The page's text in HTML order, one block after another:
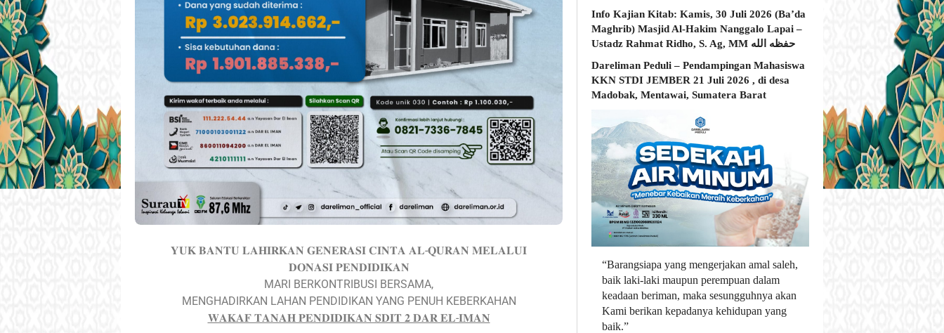
𝐘𝐔𝐊 𝐁𝐀𝐍𝐓𝐔 𝐋𝐀𝐇𝐈𝐑𝐊𝐀𝐍 𝐆𝐄𝐍𝐄𝐑𝐀𝐒𝐈 𝐂𝐈𝐍𝐓𝐀 𝐀𝐋-𝐐𝐔𝐑𝐀𝐍 𝐌𝐄𝐋𝐀𝐋𝐔𝐈
𝐃𝐎𝐍𝐀𝐒𝐈 𝐏𝐄𝐍𝐃𝐈𝐃𝐈𝐊𝐀𝐍
MARI BERKONTRIBUSI BERSAMA,
MENGHADIRKAN LAHAN PENDIDIKAN YANG PENUH KEBERKAHAN
𝐖𝐀𝐊𝐀𝐅 𝐓𝐀𝐍𝐀𝐇 𝐏𝐄𝐍𝐃𝐈𝐃𝐈𝐊𝐀𝐍 𝐒𝐃𝐈𝐓 𝟐 𝐃𝐀𝐑 𝐄𝐋-𝐈𝐌𝐀𝐍
Info Kajian Kitab: Kamis, 30 Juli 2026 (Ba’da
Maghrib) Masjid Al-Hakim Nanggalo Lapai –
Ustadz Rahmat Ridho, S. Ag, MM حفظه الله
Dareliman Peduli – Pendampingan Mahasiswa
KKN STDI JEMBER 21 Juli 2026 , di desa
Madobak, Mentawai, Sumatera Barat
“Barangsiapa yang mengerjakan amal saleh,
baik laki-laki maupun perempuan dalam
keadaan beriman, maka sesungguhnya akan
Kami berikan kepadanya kehidupan yang
baik.”